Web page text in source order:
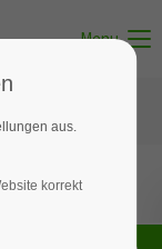
Menu
aus.
korrekt